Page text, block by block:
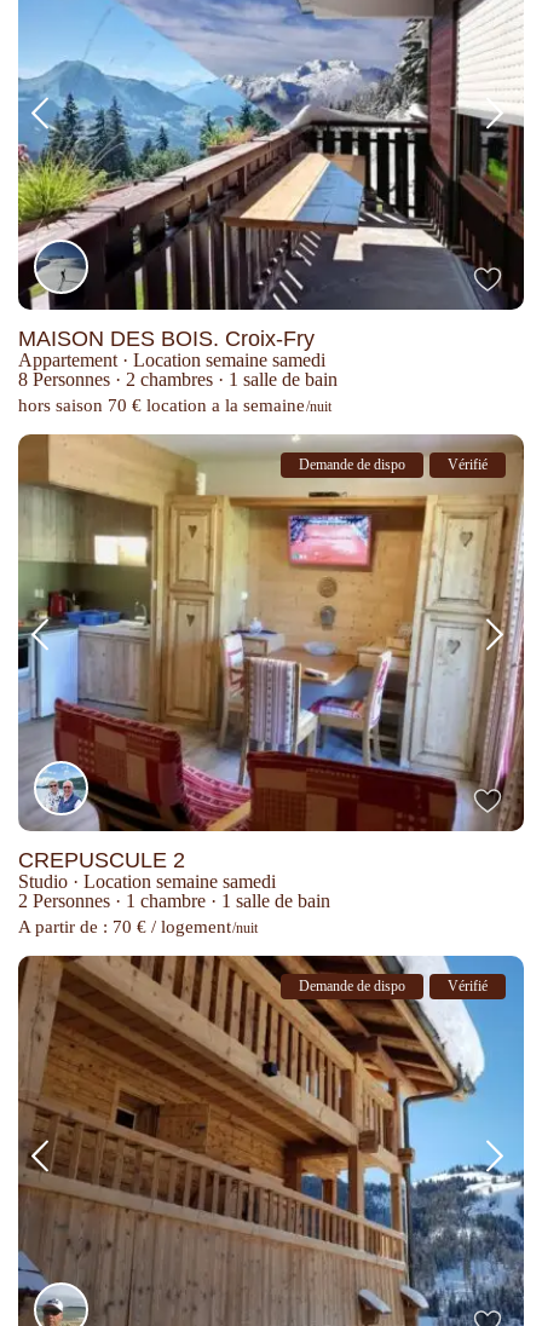
MAISON DES BOIS. Croix-Fry
Appartement · Location semaine samedi
8 Personnes · 2 chambres · 1 salle de bain
hors saison 70 € location a la semaine/nuit
Demande de dispo Vérifié
CREPUSCULE 2
Studio · Location semaine samedi
2 Personnes · 1 chambre · 1 salle de bain
A partir de : 70 € / logement/nuit
Demande de dispo Vérifié